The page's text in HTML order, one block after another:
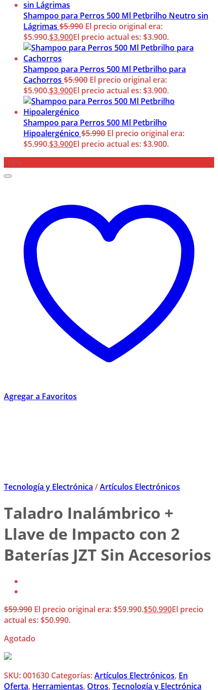
Shampoo para Perros 500 Ml Petbrilho Neutro sin
Lágrimas $5.990 El precio original era:
$5.990.$3.900El precio actual es: $3.900.
Shampoo para Perros 500 Ml Petbrilho para
Cachorros $5.900 El precio original era:
$5.900.$3.900El precio actual es: $3.900.
Shampoo para Perros 500 Ml Petbrilho
Hipoalergénico $5.990 El precio original era:
$5.990.$3.900El precio actual es: $3.900.
Agregar a Favoritos
Tecnología y Electrónica /Artículos Electrónicos
Taladro Inalámbrico +
Llave de Impacto con 2
Baterías JZT Sin Accesorios
$59.990 El precio original era: $59.990.$50.990El precio
actual es: $50.990.
Agotado
SKU:001630 Categorías:Artículos Electrónicos, En
Oferta, Herramientas, Otros, Tecnología y Electrónica